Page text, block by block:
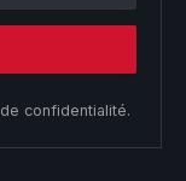
de confidentialité.